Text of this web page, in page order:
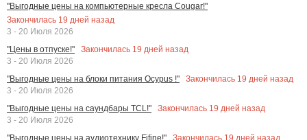
"Выгодные цены на компьютерные кресла Cougar!"
Закончилась 19 дней назад
3 - 20 Июля 2026
"Цены в отпуске!"
Закончилась 19 дней назад
3 - 20 Июля 2026
"Выгодные цены на блоки питания Ocypus !"
Закончилась 19 дней назад
3 - 20 Июля 2026
"Выгодные цены на саундбары TCL!"
Закончилась 19 дней назад
3 - 20 Июля 2026
"Выгодные цены на аудиотехнику Fifine!"
Закончилась 19 дней назад